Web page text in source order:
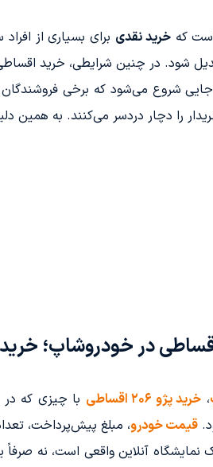
کهخرید نقدی برای بسیاری از
شود. در چنین شرایطی، خرید
شروع می‌شود که برخی فروشندگان
را دچار دردسر می‌کنند. به همین
، خرید پژو ۲۰۶ اقساطی
با چیزی که
قیمت خودرو، مبلغ پیش‌پرداخت،
نمایشگاه آنلاین واقعی است، نه